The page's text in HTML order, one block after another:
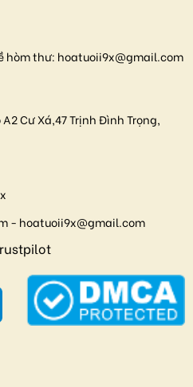
hòm thư: hoatuoii9x@gmail.com
Cư Xá,47 Trịnh Đình Trọng,
- hoatuoii9x@gmail.com